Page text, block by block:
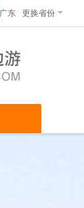
广东 更换省份